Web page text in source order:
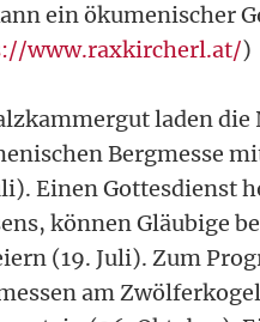
ein ökumenischer
www.raxkircherl.at/)
laden
Bergmesse
Einen Gottesdienst
können Gläubige
(19. Juli). Zum
am